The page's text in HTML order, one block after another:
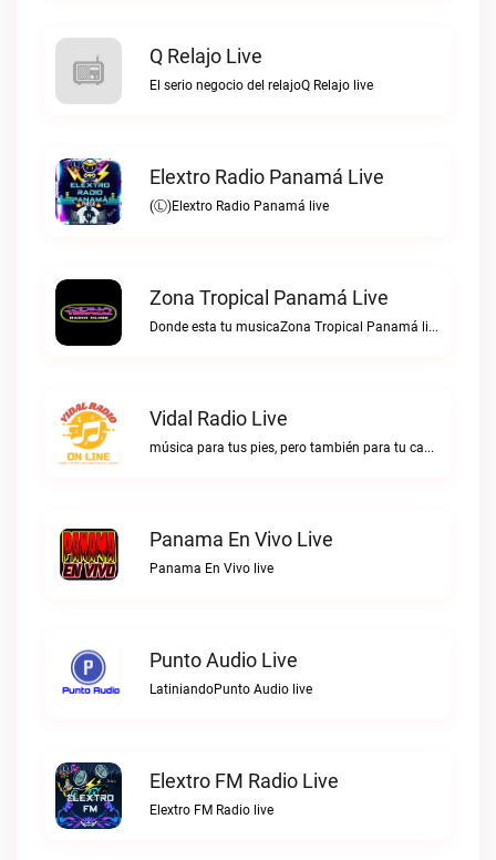
Q Relajo Live
El serio negocio del relajoQ Relajo live
Elextro Radio Panamá Live
(Ⓛ)Elextro Radio Panamá live
Zona Tropical Panamá Live
Donde esta tu musicaZona Tropical Panamá live
Vidal Radio Live
música para tus pies, pero también para tu cabezaVidal Radio live
Panama En Vivo Live
Panama En Vivo live
Punto Audio Live
LatiniandoPunto Audio live
Elextro FM Radio Live
Elextro FM Radio live